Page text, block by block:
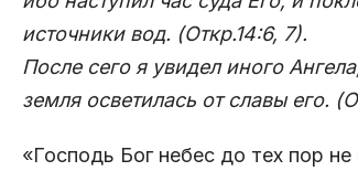
источники вод. (Откр.14:6, 7).
После сего я увидел иного
земля осветилась от славы его.
«Господь Бог небес до тех пор